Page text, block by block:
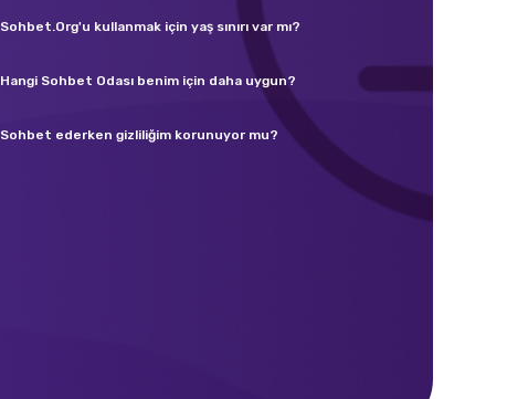
Sohbet.Org'u kullanmak için yaş sınırı var mı?
Hangi Sohbet Odası benim için daha uygun?
Sohbet ederken gizliliğim korunuyor mu?